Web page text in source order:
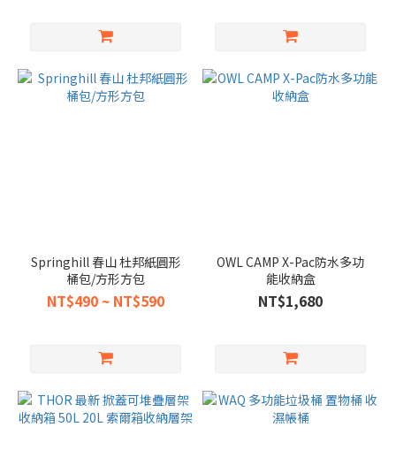
Springhill 春山 杜邦紙圓形
桶包/方形方包
NT$490 ~ NT$590
OWL CAMP X-Pac防水多功
能收納盒
NT$1,680